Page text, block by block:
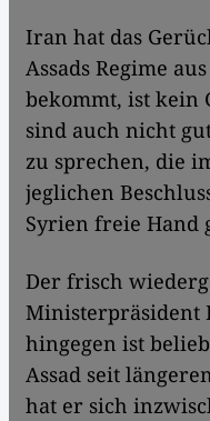
Iran hat das
Assads Regime
bekommt, ist kein
sind auch nicht
zu sprechen, die
jeglichen
Syrien freie Hand
Der frisch
Ministerpräsident
hingegen ist
Assad seit
hat er sich